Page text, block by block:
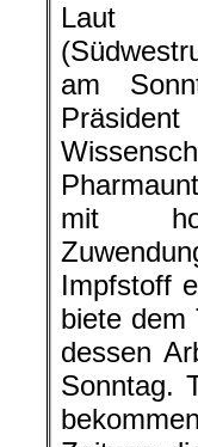
Laut
Impfstoff
biete dem
dessen
Sonntag.
Zeitung